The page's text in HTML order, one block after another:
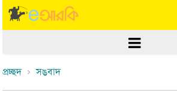
প্রচ্ছদ সঙবাদ